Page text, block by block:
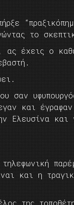
το
ας έχεις ο
σαν
και
Ελευσίνα
και η
της